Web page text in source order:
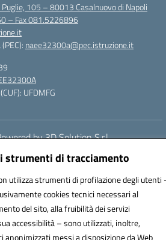
strumenti di tracciamento
utilizza strumenti di profilazione degli utenti
cookies tecnici necessari al
del sito, alla fruibilità dei servizi
accessibilità – sono utilizzati, inoltre,
messi a disposizione da Web
105 – 80013 Casalnuovo di Napoli
– Fax 081.5226896
naee32300a@pec.istruzione.it
UFDMFG
by 3D Solution S.r.l.
by Designers Italia